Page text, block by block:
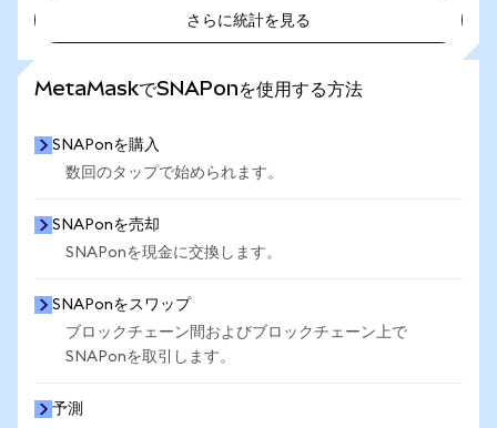
さらに統計を見る
MetaMaskでSNAPonを使用する方法
SNAPonを購入
数回のタップで始められます。
SNAPonを売却
SNAPonを現金に交換します。
SNAPonをスワップ
ブロックチェーン間およびブロックチェーン上で
SNAPonを取引します。
予測